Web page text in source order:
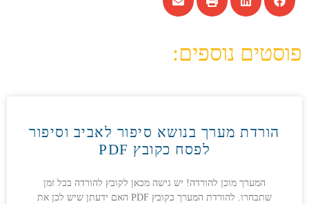
פוסטים נוספים:
הורדת מערך בנושא סיפור לאביב וסיפור
לפסח כקובץ PDF
המערך מוכן להורדה! יש גישה מכאן לקובץ להורדה בכל זמן
שתבחרו. להורדת המערך כקובץ PDF האם ידעתן שיש לכן את